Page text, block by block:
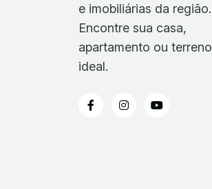
e imobiliárias da região.
Encontre sua casa,
apartamento ou terreno
ideal.